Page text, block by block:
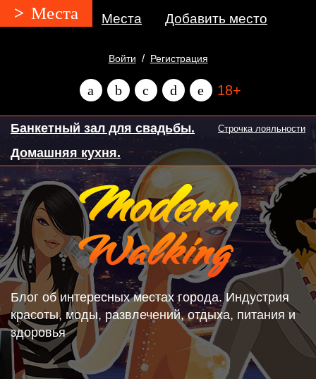
О нас Места Добавить место
Войти / Регистрация
a b c d e 18+
Строчка лояльности
Банкетный зал для свадьбы.
Домашняя кухня.
Блог об интересных местах города. Индустрия
красоты, моды, развлечений, отдыха, питания и
здоровья
Места